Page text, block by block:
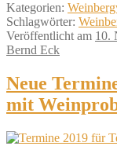
Kategorien:
Schlagwörter:
Veröffentlicht am 10.
Bernd Eck
Neue
mit